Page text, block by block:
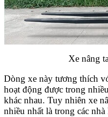
Xe nâng
Dòng xe này tương thích
hoạt động được trong
khác nhau. Tuy nhiên xe
nhiều nhất là trong các nhà